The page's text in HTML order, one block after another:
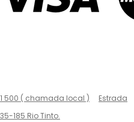
500 ( chamada local )
Estrada
185 Rio Tinto.